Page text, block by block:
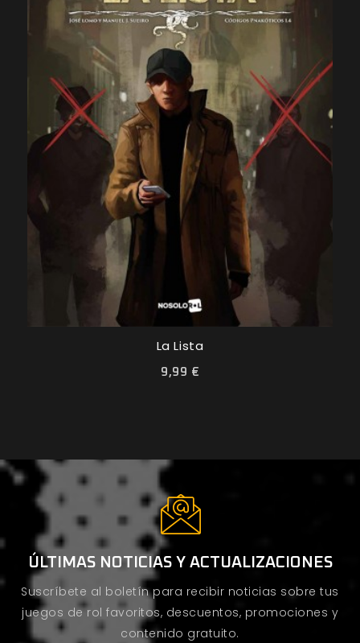
La Lista
9,99 €
ÚLTIMAS NOTICIAS Y ACTUALIZACIONES
Suscríbete al boletín para recibir noticias sobre tus
juegos de rol favoritos, descuentos, promociones y
contenido gratuito.